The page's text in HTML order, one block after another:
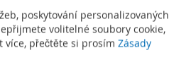
poskytování personalizovaných
volitelné soubory cookie,
více, přečtěte si prosím Zásady